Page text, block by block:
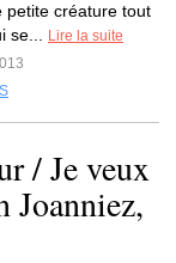
petite créature tout
se...
Lire la suite
/ Je veux
Joanniez,